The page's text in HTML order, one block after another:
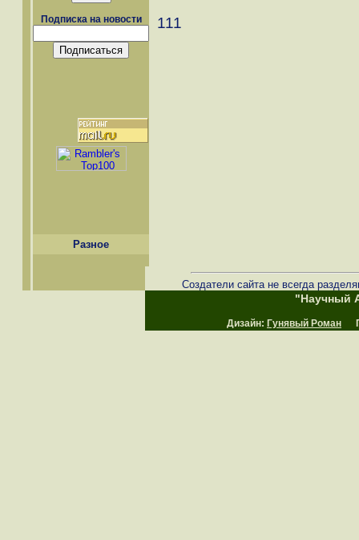
Подписка на новости
Разное
111
Создатели сайта не всегда
"Научный
Дизайн: Гунявый Роман